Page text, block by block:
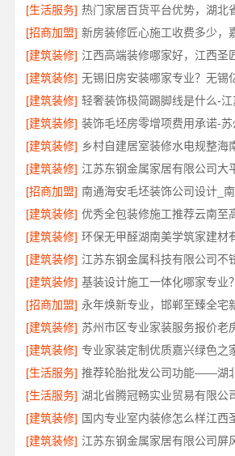
[生活服务]
[招商加盟]
[建筑装修]
[建筑装修]
[建筑装修]
[建筑装修]
[建筑装修]
[建筑装修] 江苏东钢金属家居有限公司大
[招商加盟]
[建筑装修] 优秀全包装修施工推荐云南至
[建筑装修] 环保无甲醛湖南美学筑家建材
[建筑装修]
[建筑装修]
[招商加盟]
[建筑装修]
[建筑装修] 专业家装定制优质嘉兴绿色之
[生活服务]
[生活服务]
[建筑装修]
[建筑装修] 江苏东钢金属家居有限公司屏